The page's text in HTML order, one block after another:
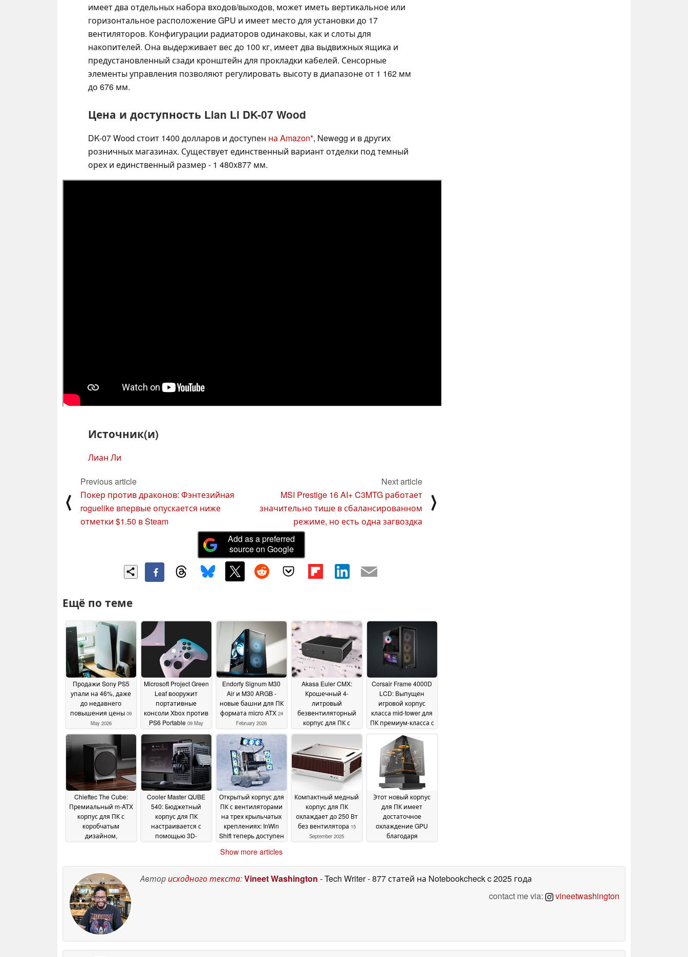
имеет два отдельных набора входов/выходов, может иметь вертикальное или
горизонтальное расположение GPU и имеет место для установки до 17
вентиляторов. Конфигурации радиаторов одинаковы, как и слоты для
накопителей. Она выдерживает вес до 100 кг, имеет два выдвижных ящика и
предустановленный сзади кронштейн для прокладки кабелей. Сенсорные
элементы управления позволяют регулировать высоту в диапазоне от 1 162 мм
до 676 мм.
Цена и доступность Lian Li DK-07 Wood
DK-07 Wood стоит 1400 долларов и доступен на Amazon , Newegg и в других
розничных магазинах. Существует единственный вариант отделки под темный
орех и единственный размер - 1 480x877 мм.
Источник(и)
Лиан Ли
⟨
Previous article
Покер против драконов: Фэнтезийная
roguelike впервые опускается ниже
отметки $1.50 в Steam
Next article
MSI Prestige 16 AI+ C3MTG работает
значительно тише в сбалансированном
режиме, но есть одна загвоздка
⟩
Add as a preferred
source on Google
Ещё по теме
Продажи Sony PS5
упали на 46%, даже
до недавнего
повышения цены 09
May 2026
Microsoft Project Green
Leaf вооружит
портативные
консоли Xbox против
PS6 Portable 09 May
2026
Endorfy Signum M30
Air и M30 ARGB -
новые башни для ПК
формата micro ATX 24
February 2026
Akasa Euler CMX:
Крошечный 4-
литровый
безвентиляторный
корпус для ПК с
процессоров Intel
Core Ultra 200 21
February 2026
Corsair Frame 4000D
LCD: Выпущен
игровой корпус
класса mid-tower для
ПК премиум-класса с
сенсорным
дисплеем11 December
2025
Chieftec The Cube:
Премиальный m-ATX
корпус для ПК с
коробчатым
дизайном,
Cooler Master QUBE
540: Бюджетный
корпус для ПК
настраивается с
помощью 3D-
Открытый корпус для
ПК с вентиляторами
на трех крыльчатых
креплениях: InWin
Shift теперь доступен
Компактный медный
корпус для ПК
охлаждает до 250 Вт
без вентилятора 15
September 2025
Этот новый корпус
для ПК имеет
достаточное
охлаждение GPU
благодаря
Show more articles
Авторисходного текста:Vineet Washington - Tech Writer- 877 статей на Notebookcheckc 2025 года
contact me via:
vineetwashington